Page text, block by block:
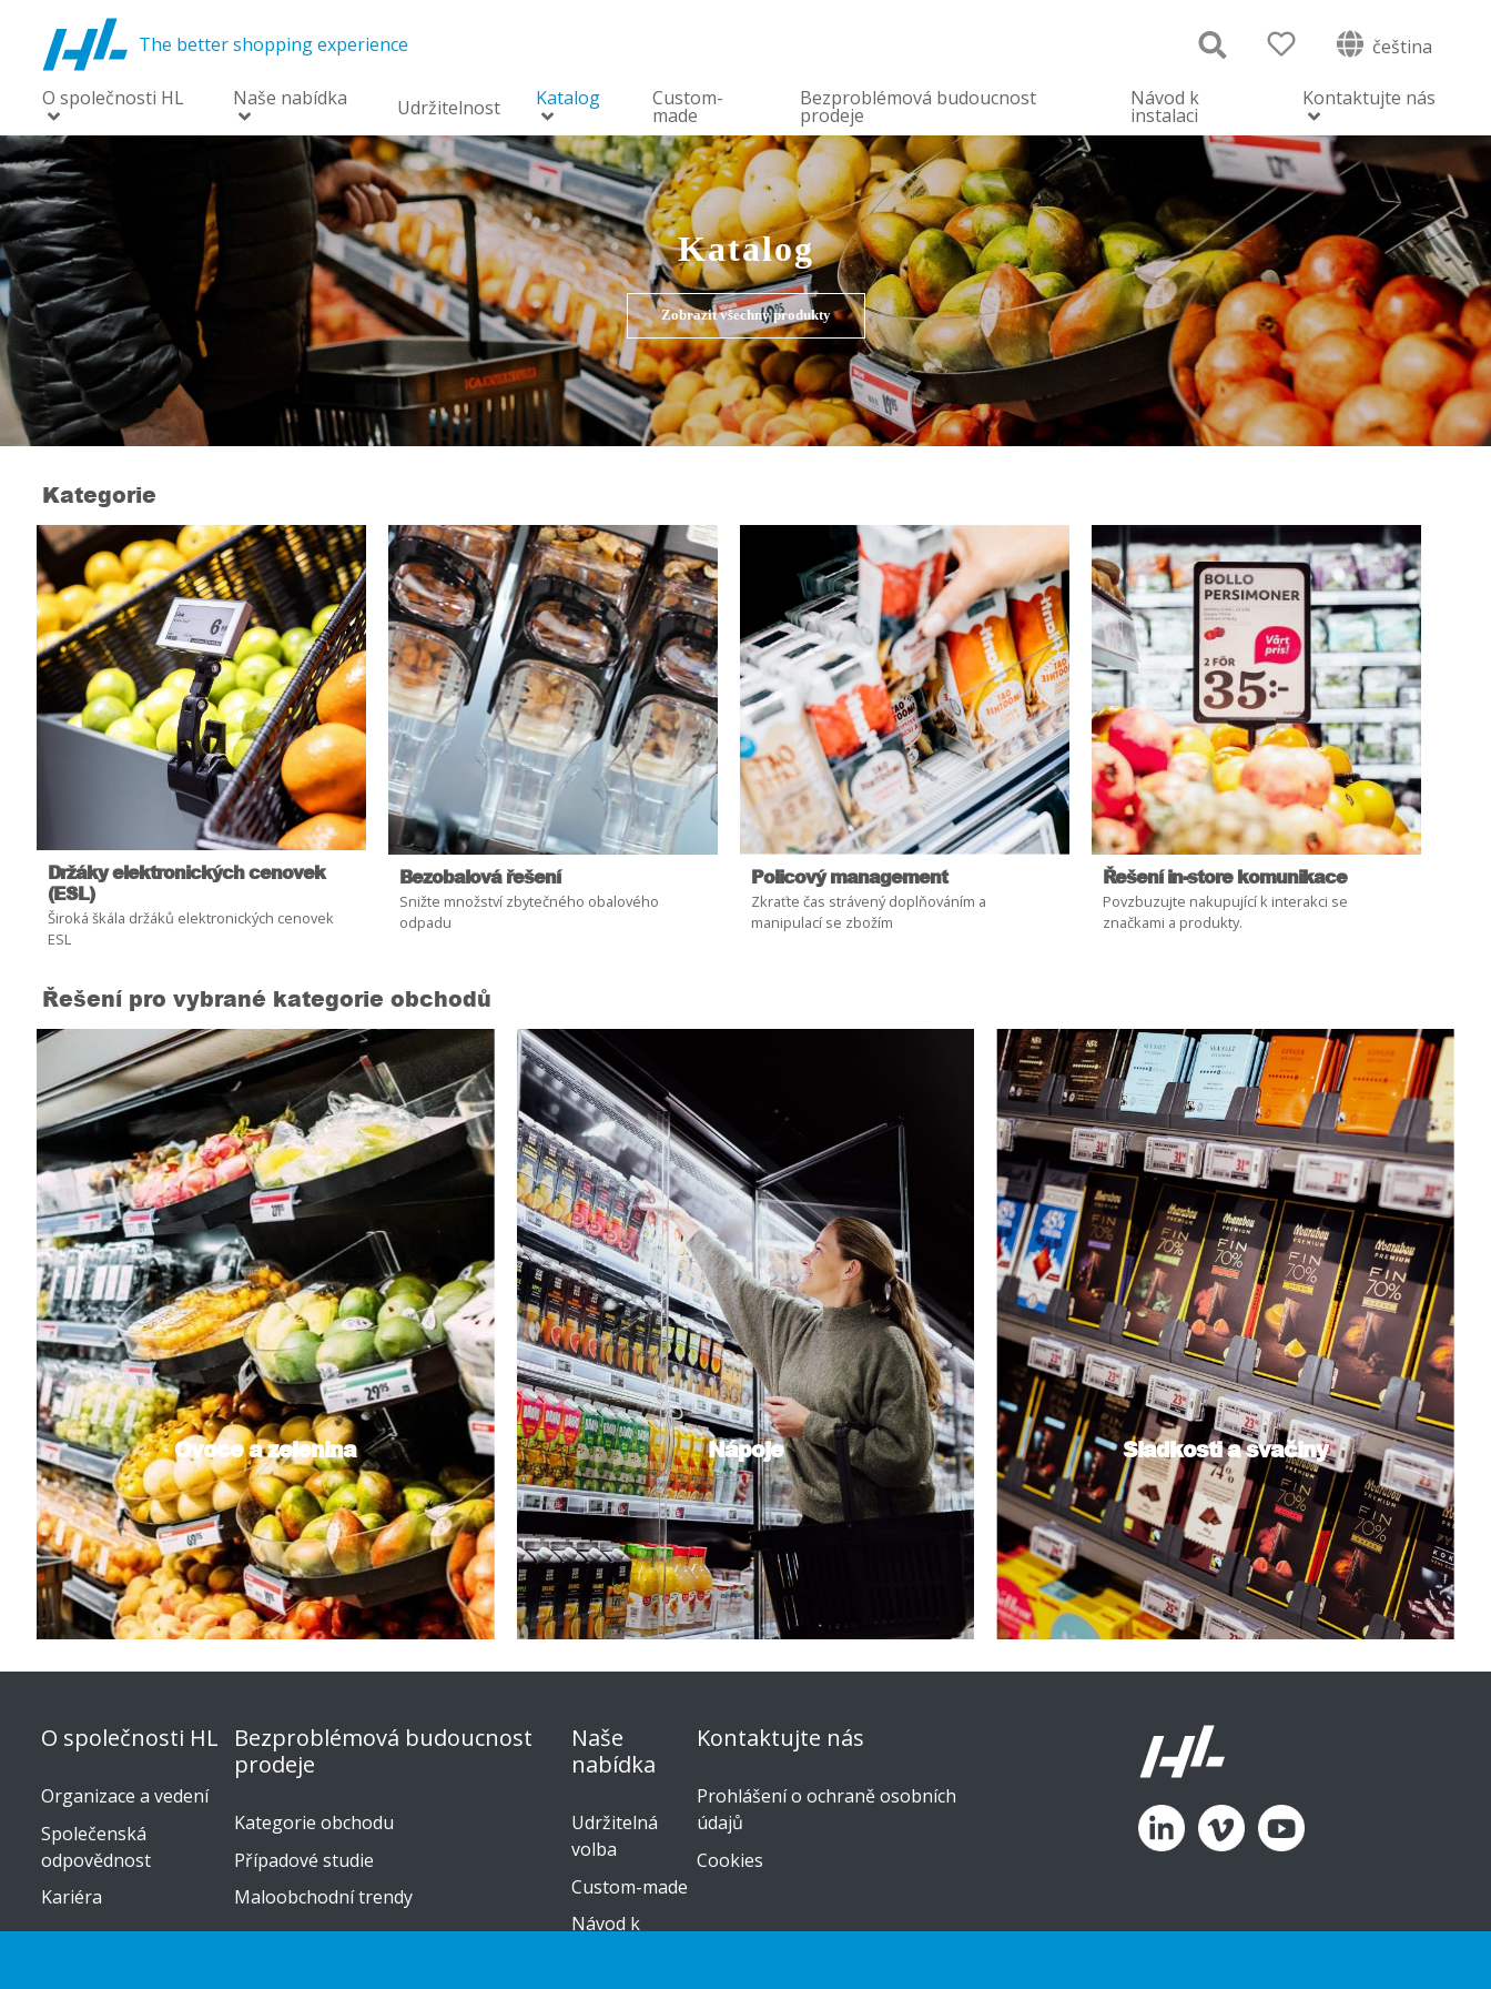
The better shopping experience čeština
O společnosti HL Naše nabídka Udržitelnost Katalog Custom-
made
Bezproblémová budoucnost
prodeje
Návod k
instalaci
Kontaktujte nás
Katalog
Zobrazit všechny produkty
Kategorie
Držáky elektronických cenovek
(ESL)
Široká škála držáků elektronických cenovek
ESL
Bezobalová řešení
Snižte množství zbytečného obalového
odpadu
Policový management
Zkraťte čas strávený doplňováním a
manipulací se zbožím
Řešení in-store komunikace
Povzbuzujte nakupující k interakci se
značkami a produkty.
Řešení pro vybrané kategorie obchodů
Ovoce a zelenina Nápoje Sladkosti a svačiny
O společnosti HL
Organizace a vedení
Společenská
odpovědnost
Kariéra
Bezproblémová budoucnost
prodeje
Kategorie obchodu
Případové studie
Maloobchodní trendy
Naše
nabídka
Udržitelná
volba
Custom-made
Návod k
Kontaktujte nás
Prohlášení o ochraně osobních
údajů
Cookies